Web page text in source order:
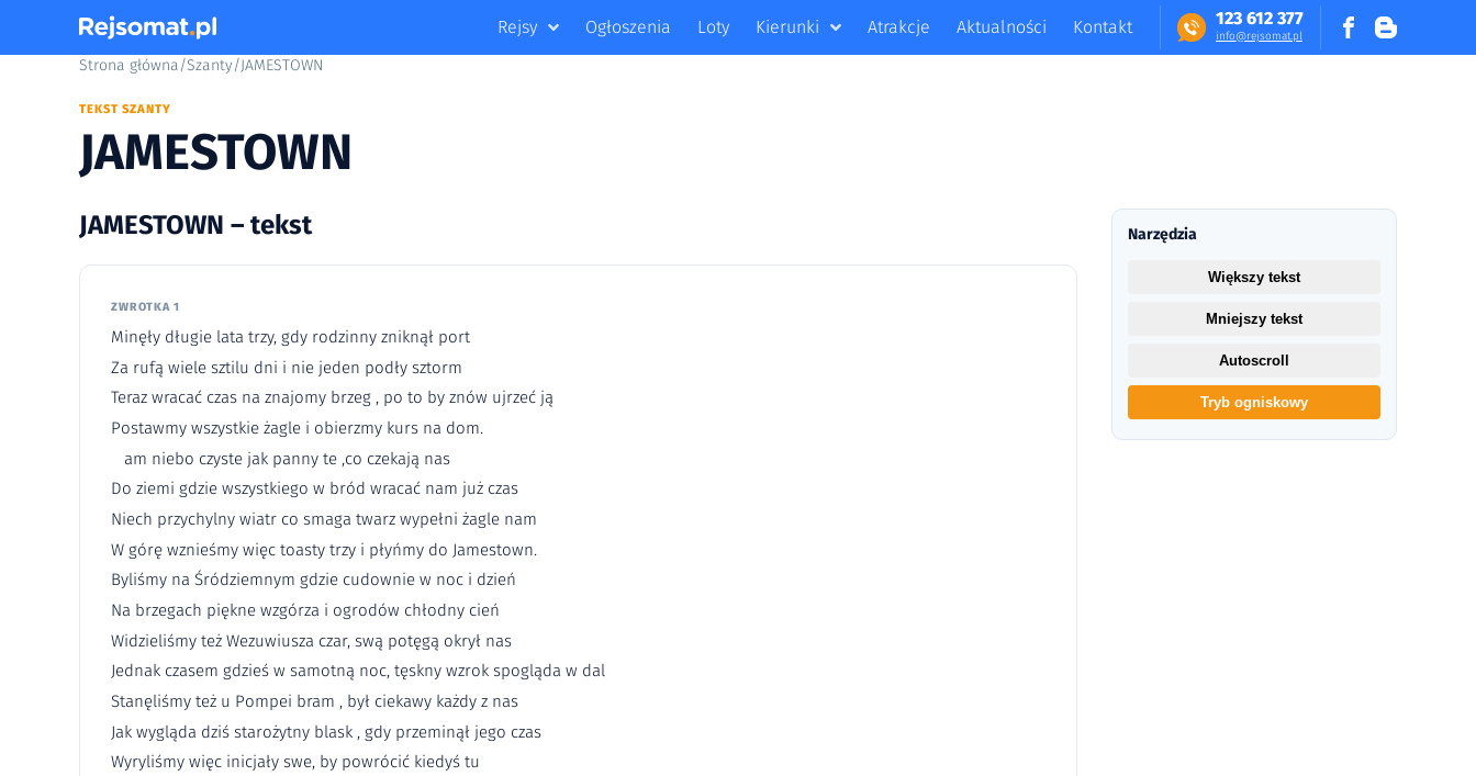
123 612 377
in​fo​@​​rej​somat​.​pl
Rejsy Ogłoszenia Loty Kierunki Atrakcje Aktualności Kontakt
Strona główna/Szanty/JAMESTOWN
TEKST SZANTY
JAMESTOWN
JAMESTOWN – tekst
ZWROTKA 1
Minęły długie lata trzy, gdy rodzinny zniknął port
Za rufą wiele sztilu dni i nie jeden podły sztorm
Teraz wracać czas na znajomy brzeg , po to by znów ujrzeć ją
Postawmy wszystkie żagle i obierzmy kurs na dom.
am niebo czyste jak panny te ,co czekają nas
Do ziemi gdzie wszystkiego w bród wracać nam już czas
Niech przychylny wiatr co smaga twarz wypełni żagle nam
W górę wznieśmy więc toasty trzy i płyńmy do Jamestown.
Byliśmy na Śródziemnym gdzie cudownie w noc i dzień
Na brzegach piękne wzgórza i ogrodów chłodny cień
Widzieliśmy też Wezuwiusza czar, swą potęgą okrył nas
Jednak czasem gdzieś w samotną noc, tęskny wzrok spogląda w dal
Stanęliśmy też u Pompei bram , był ciekawy każdy z nas
Jak wygląda dziś starożytny blask , gdy przeminął jego czas
Wyryliśmy więc inicjały swe, by powrócić kiedyś tu
Narzędzia
Większy tekst
Mniejszy tekst
Autoscroll
Tryb ogniskowy